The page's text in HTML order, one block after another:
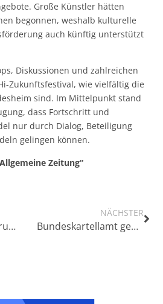
Große Künstler hätten
begonnen, weshalb kulturelle
auch künftig unterstützt
Diskussionen und zahlreichen
Zukunftsfestival, wie vielfältig die
sind. Im Mittelpunkt stand
dass Fortschritt und
nur durch Dialog, Beteiligung
gelingen können.
Zeitung“
Nordwest Mediengruppe bei Global Media Awards dreimal ausgezeichnet
NÄCHSTER
Bundeskartellamt genehmigt Übernahme von BruneMettcker